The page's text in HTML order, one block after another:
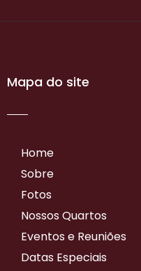
Mapa do site
Home
Sobre
Fotos
Nossos Quartos
Eventos e Reuniões
Datas Especiais